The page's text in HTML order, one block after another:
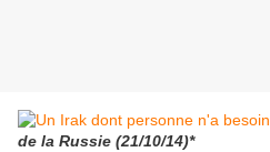
de la Russie (21/10/14)*